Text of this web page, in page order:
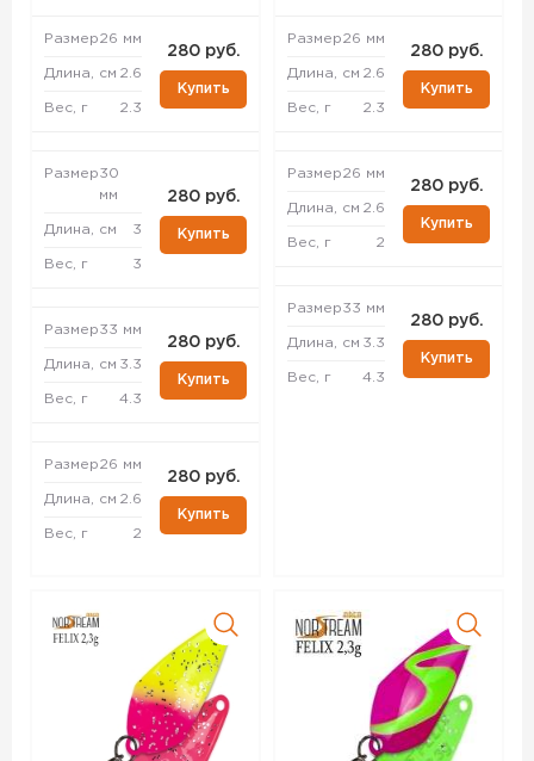
Размер26 мм
Длина, см 2.6
Вес, г 2.3
280 руб.
Купить
Размер30
мм
Длина, см 3
Вес, г 3
280 руб.
Купить
Размер33 мм
Длина, см 3.3
Вес, г 4.3
280 руб.
Купить
Размер26 мм
Длина, см 2.6
Вес, г 2
280 руб.
Купить
Размер26 мм
Длина, см 2.6
Вес, г 2.3
280 руб.
Купить
Размер26 мм
Длина, см 2.6
Вес, г 2
280 руб.
Купить
Размер33 мм
Длина, см 3.3
Вес, г 4.3
280 руб.
Купить